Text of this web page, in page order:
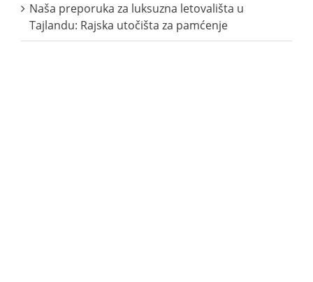
Naša preporuka za luksuzna letovališta u
Tajlandu: Rajska utočišta za pamćenje